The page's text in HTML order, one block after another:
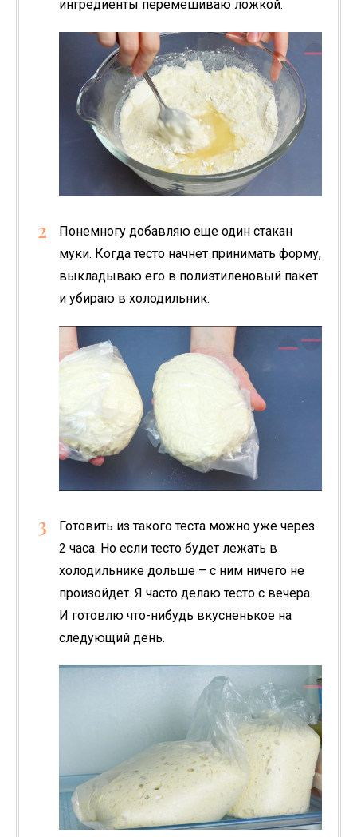
ингредиенты перемешиваю ложкой.
Понемногу добавляю еще один стакан
муки. Когда тесто начнет принимать форму,
выкладываю его в полиэтиленовый пакет
и убираю в холодильник.
Готовить из такого теста можно уже через
2 часа. Но если тесто будет лежать в
холодильнике дольше – с ним ничего не
произойдет. Я часто делаю тесто с вечера.
И готовлю что-нибудь вкусненькое на
следующий день.